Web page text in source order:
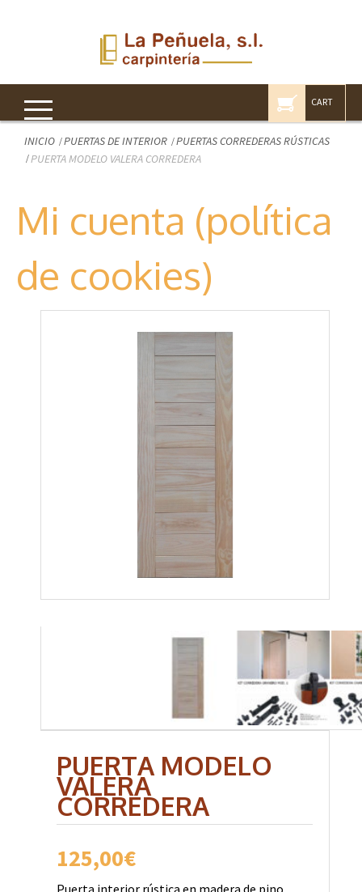
CART
INICIO PUERTAS DE INTERIOR
PUERTAS CORREDERAS RÚSTICAS
PUERTA MODELO VALERA CORREDERA
Mi cuenta (política
de cookies)
PUERTA MODELO
VALERA
CORREDERA
125,00€
Puerta interior rústica en madera de pino